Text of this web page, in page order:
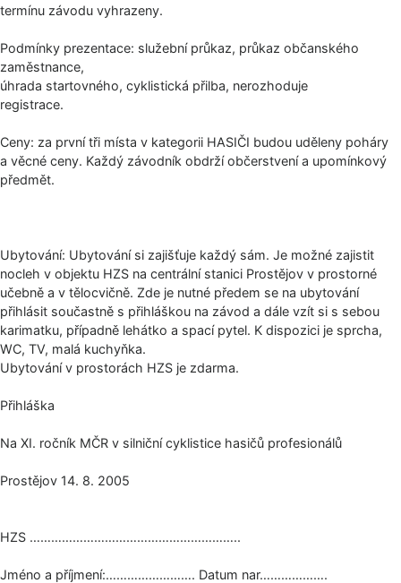
termínu závodu vyhrazeny.
Podmínky prezentace: služební průkaz, průkaz občanského
zaměstnance,
úhrada startovného, cyklistická přilba, nerozhoduje
registrace.
Ceny: za první tři místa v kategorii HASIČI budou uděleny poháry
a věcné ceny. Každý závodník obdrží občerstvení a upomínkový
předmět.
Ubytování: Ubytování si zajišťuje každý sám. Je možné zajistit
nocleh v objektu HZS na centrální stanici Prostějov v prostorné
učebně a v tělocvičně. Zde je nutné předem se na ubytování
přihlásit součastně s přihláškou na závod a dále vzít si s sebou
karimatku, případně lehátko a spací pytel. K dispozici je sprcha,
WC, TV, malá kuchyňka.
Ubytování v prostorách HZS je zdarma.
Přihláška
Na XI. ročník MČR v silniční cyklistice hasičů profesionálů
Prostějov 14. 8. 2005
HZS …………………………………­………………..
Jméno a příjmení:……………………. Datum nar……………….